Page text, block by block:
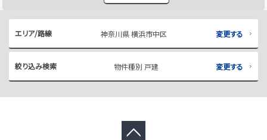
エリア/路線 神奈川県 横浜市中区 変更する
絞り込み検索 物件種別 戸建 変更する